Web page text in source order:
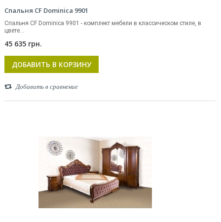
Спальня CF Dominica 9901
Спальня CF Dominica 9901 - комплект мебели в классическом стиле, в
цвете...
45 635 грн.
ДОБАВИТЬ В КОРЗИНУ
Добавить в сравнение